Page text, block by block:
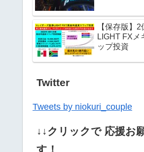
【保存版】
LIGHT FXメ
ップ投資
Twitter
Tweets by niokuri_couple
↓↓クリックで 応援お
す！